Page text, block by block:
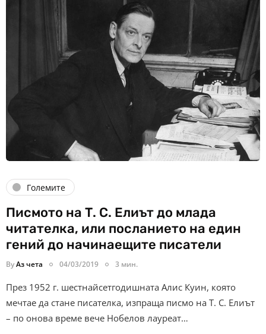
Големите
Писмото на Т. С. Елиът до млада
читателка, или посланието на един
гений до начинаещите писатели
ByАз чета 04/03/2019 3 мин.
През 1952 г. шестнайсетгодишната Алис Куин, която
мечтае да стане писателка, изпраща писмо на Т. С. Елиът
– по онова време вече Нобелов лауреат…